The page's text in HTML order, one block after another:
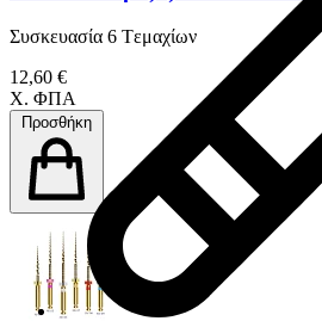
Συσκευασία 6 Tεμαχίων
12,60 €
Χ. ΦΠΑ
Προσθήκη